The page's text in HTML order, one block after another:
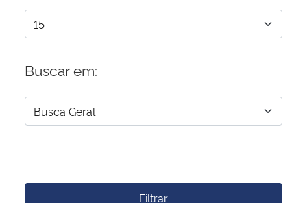
Buscar em:
Filtrar